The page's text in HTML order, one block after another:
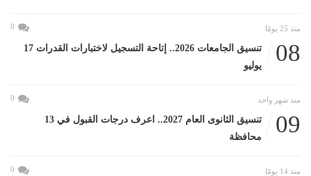
منذ 25 يومًا 0
08
تنسيق الجامعات 2026.. إتاحة التسجيل لاختبارات القدرات 17
يوليو
منذ شهر واحد 0
09
تنسيق الثانوى العام 2027.. اعرف درجات القبول في 13
محافظة
منذ 14 يومًا 0